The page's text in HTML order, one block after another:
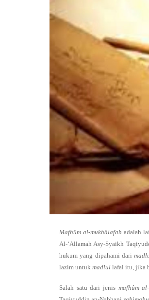
Mafhûm al-mukhâlafah adalah
Al-‘Allamah Asy-Syaikh
hukum yang dipahami dari
lazim untuk madlul lafal itu, jika
Salah satu dari jenis mafhûm